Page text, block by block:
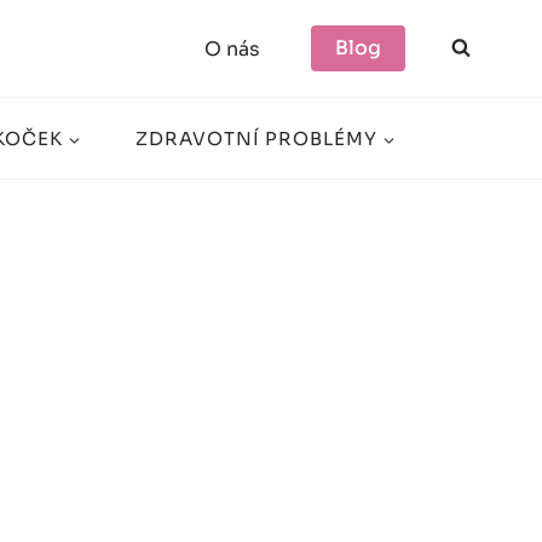
O nás Blog
ZDRAVOTNÍ PROBLÉMY